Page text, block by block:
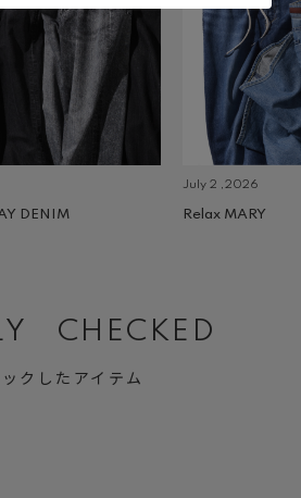
DENIM
July 2 ,2026
Relax MARY
CHECKED
クしたアイテム